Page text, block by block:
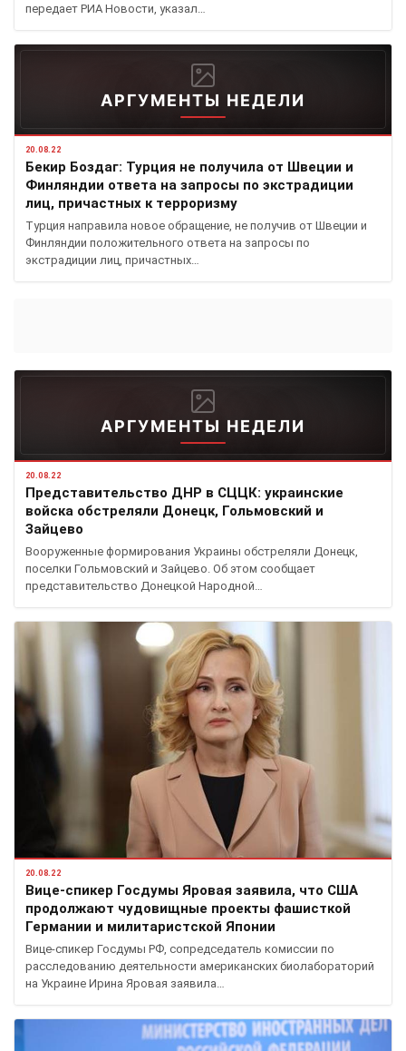
передает РИА Новости, указал…
АРГУМЕНТЫ НЕДЕЛИ
20.08.22
Бекир Боздаг: Турция не получила от Швеции и
Финляндии ответа на запросы по экстрадиции
лиц, причастных к терроризму
Турция направила новое обращение, не получив от Швеции и
Финляндии положительного ответа на запросы по
экстрадиции лиц, причастных…
АРГУМЕНТЫ НЕДЕЛИ
20.08.22
Представительство ДНР в СЦЦК: украинские
войска обстреляли Донецк, Гольмовский и
Зайцево
Вооруженные формирования Украины обстреляли Донецк,
поселки Гольмовский и Зайцево. Об этом сообщает
представительство Донецкой Народной…
20.08.22
Вице-спикер Госдумы Яровая заявила, что США
продолжают чудовищные проекты фашисткой
Германии и милитаристской Японии
Вице-спикер Госдумы РФ, сопредседатель комиссии по
расследованию деятельности американских биолабораторий
на Украине Ирина Яровая заявила…